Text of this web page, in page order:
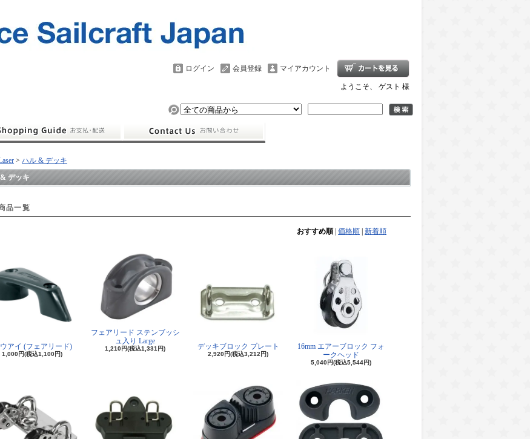
マイアカウント
会員登録
ログイン
ようこそ、 ゲスト 様
> ハル & デッキ
デッキ
品一覧
おすすめ順 価格順 新着順
アイ (フェアリード)
1,000円(税込1,100円)
フェアリード ステンブッシ
ュ入り Large
1,210円(税込1,331円) デッキブロック プレート
2,920円(税込3,212円)
16mm エアーブロック フォ
ークヘッド
5,040円(税込5,544円)